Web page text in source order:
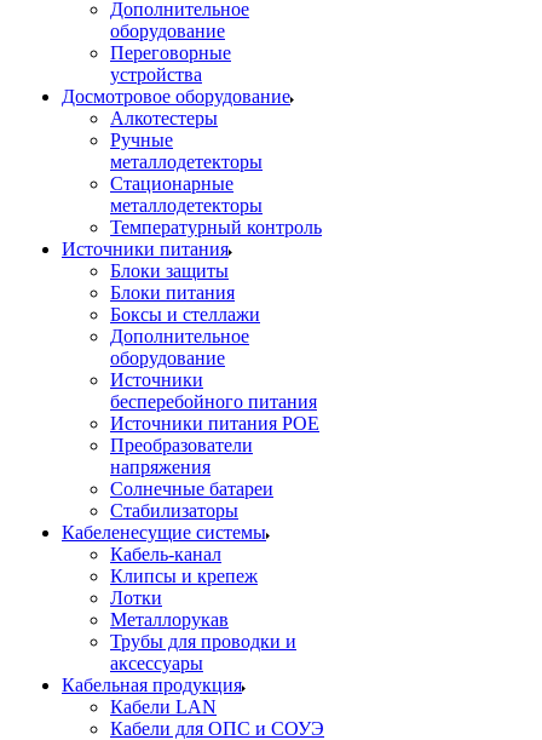
Дополнительное
оборудование
Переговорные
устройства
Досмотровое оборудование
Алкотестеры
Ручные
металлодетекторы
Стационарные
металлодетекторы
Температурный контроль
Источники питания
Блоки защиты
Блоки питания
Боксы и стеллажи
Дополнительное
оборудование
Источники
бесперебойного питания
Источники питания POE
Преобразователи
напряжения
Солнечные батареи
Стабилизаторы
Кабеленесущие системы
Кабель-канал
Клипсы и крепеж
Лотки
Металлорукав
Трубы для проводки и
аксессуары
Кабельная продукция
Кабели LAN
Кабели для ОПС и СОУЭ